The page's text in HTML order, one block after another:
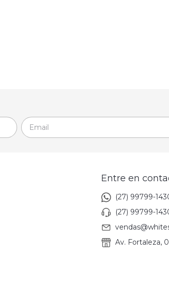
Entre en
(27) 99799-
(27) 99799-
Av. Fortaleza,